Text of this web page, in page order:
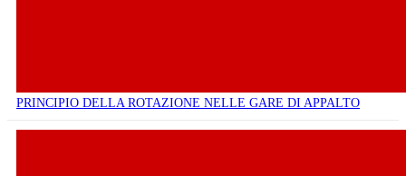
PRINCIPIO DELLA ROTAZIONE NELLE GARE DI APPALTO